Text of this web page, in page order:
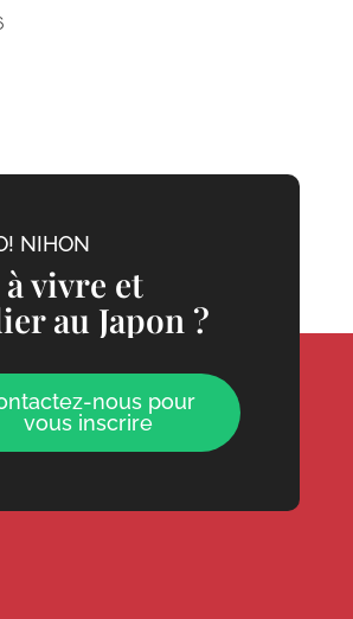
NIHON
vivre et
au Japon ?
nous pour
vous inscrire